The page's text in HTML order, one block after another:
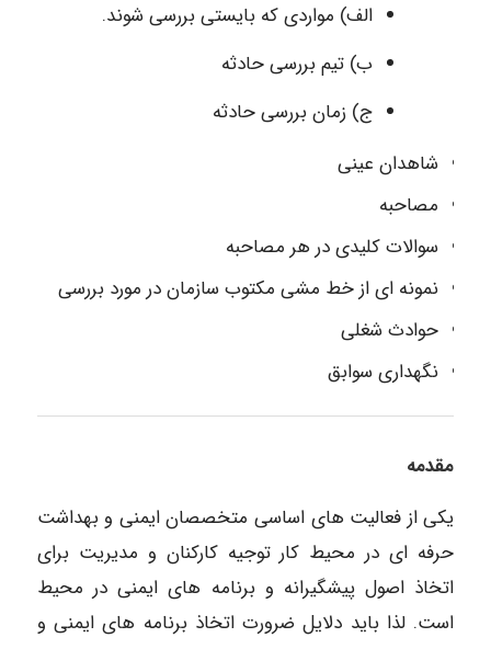
الف) مواردی که بایستی بررسی شوند.
ب) تیم بررسی حادثه
ج) زمان بررسی حادثه
شاهدان عینی
مصاحبه
سوالات کلیدی در هر مصاحبه
نمونه ای از خط مشی مکتوب سازمان در مورد بررسی
حوادث شغلی
نگهداری سوابق
مقدمه
یکی از فعالیت های اساسی متخصصان ایمنی و بهداشت
حرفه ای در محیط کار توجیه کارکنان و مدیریت برای
اتخاذ اصول پیشگیرانه و برنامه های ایمنی در محیط
است. لذا باید دلایل ضرورت اتخاذ برنامه های ایمنی و